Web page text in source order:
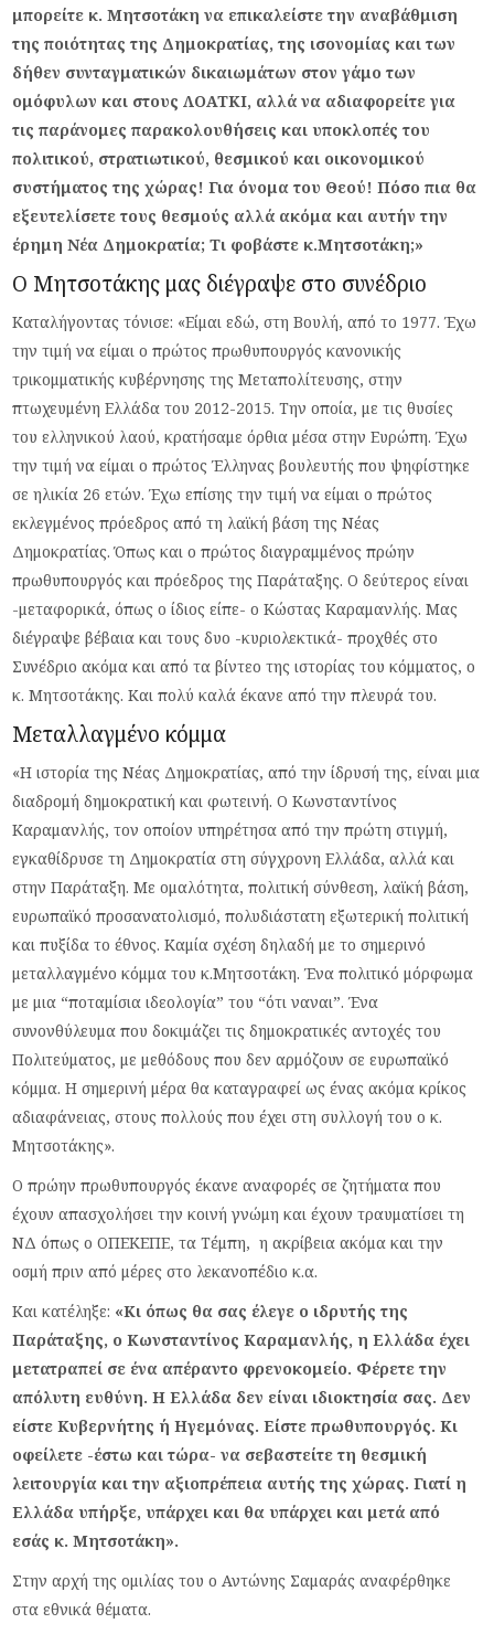
μπορείτε κ. Μητσοτάκη να επικαλείστε την αναβάθμιση
της ποιότητας της Δημοκρατίας, της ισονομίας και των
δήθεν συνταγματικών δικαιωμάτων στον γάμο των
ομόφυλων και στους ΛΟΑΤΚΙ, αλλά να αδιαφορείτε για
τις παράνομες παρακολουθήσεις και υποκλοπές του
πολιτικού, στρατιωτικού, θεσμικού και οικονομικού
συστήματος της χώρας! Για όνομα του Θεού! Πόσο πια θα
εξευτελίσετε τους θεσμούς αλλά ακόμα και αυτήν την
έρημη Νέα Δημοκρατία; Τι φοβάστε κ.Μητσοτάκη;»
Ο Μητσοτάκης μας διέγραψε στο συνέδριο
Καταλήγοντας τόνισε: «Είμαι εδώ, στη Βουλή, από το 1977. Έχω
την τιμή να είμαι ο πρώτος πρωθυπουργός κανονικής
τρικομματικής κυβέρνησης της Μεταπολίτευσης, στην
πτωχευμένη Ελλάδα του 2012-2015. Την οποία, με τις θυσίες
του ελληνικού λαού, κρατήσαμε όρθια μέσα στην Ευρώπη. Έχω
την τιμή να είμαι ο πρώτος Έλληνας βουλευτής που ψηφίστηκε
σε ηλικία 26 ετών. Έχω επίσης την τιμή να είμαι ο πρώτος
εκλεγμένος πρόεδρος από τη λαϊκή βάση της Νέας
Δημοκρατίας. Όπως και ο πρώτος διαγραμμένος πρώην
πρωθυπουργός και πρόεδρος της Παράταξης. Ο δεύτερος είναι
-μεταφορικά, όπως ο ίδιος είπε- ο Κώστας Καραμανλής. Μας
διέγραψε βέβαια και τους δυο -κυριολεκτικά- προχθές στο
Συνέδριο ακόμα και από τα βίντεο της ιστορίας του κόμματος, ο
κ. Μητσοτάκης. Και πολύ καλά έκανε από την πλευρά του.
Μεταλλαγμένο κόμμα
«Η ιστορία της Νέας Δημοκρατίας, από την ίδρυσή της, είναι μια
διαδρομή δημοκρατική και φωτεινή. Ο Κωνσταντίνος
Καραμανλής, τον οποίον υπηρέτησα από την πρώτη στιγμή,
εγκαθίδρυσε τη Δημοκρατία στη σύγχρονη Ελλάδα, αλλά και
στην Παράταξη. Με ομαλότητα, πολιτική σύνθεση, λαϊκή βάση,
ευρωπαϊκό προσανατολισμό, πολυδιάστατη εξωτερική πολιτική
και πυξίδα το έθνος. Καμία σχέση δηλαδή με το σημερινό
μεταλλαγμένο κόμμα του κ.Μητσοτάκη. Ένα πολιτικό μόρφωμα
με μια “ποταμίσια ιδεολογία” του “ότι ναναι”. Ένα
συνονθύλευμα που δοκιμάζει τις δημοκρατικές αντοχές του
Πολιτεύματος, με μεθόδους που δεν αρμόζουν σε ευρωπαϊκό
κόμμα. Η σημερινή μέρα θα καταγραφεί ως ένας ακόμα κρίκος
αδιαφάνειας, στους πολλούς που έχει στη συλλογή του ο κ.
Μητσοτάκης».
Ο πρώην πρωθυπουργός έκανε αναφορές σε ζητήματα που
έχουν απασχολήσει την κοινή γνώμη και έχουν τραυματίσει τη
ΝΔ όπως ο ΟΠΕΚΕΠΕ, τα Τέμπη, η ακρίβεια ακόμα και την
οσμή πριν από μέρες στο λεκανοπέδιο κ.α.
Και κατέληξε: «Κι όπως θα σας έλεγε ο ιδρυτής της
Παράταξης, ο Κωνσταντίνος Καραμανλής, η Ελλάδα έχει
μετατραπεί σε ένα απέραντο φρενοκομείο. Φέρετε την
απόλυτη ευθύνη. Η Ελλάδα δεν είναι ιδιοκτησία σας. Δεν
είστε Κυβερνήτης ή Ηγεμόνας. Είστε πρωθυπουργός. Κι
οφείλετε -έστω και τώρα- να σεβαστείτε τη θεσμική
λειτουργία και την αξιοπρέπεια αυτής της χώρας. Γιατί η
Ελλάδα υπήρξε, υπάρχει και θα υπάρχει και μετά από
εσάς κ. Μητσοτάκη».
Στην αρχή της ομιλίας του ο Αντώνης Σαμαράς αναφέρθηκε
στα εθνικά θέματα.